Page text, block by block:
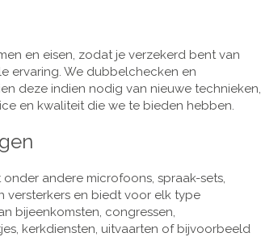
en eisen, zodat je verzekerd bent van
ervaring. We dubbelchecken en
deze indien nodig van nieuwe technieken,
en kwaliteit die we te bieden hebben.
andere microfoons, spraak-sets,
versterkers en biedt voor elk type
bijeenkomsten, congressen,
kerkdiensten, uitvaarten of bijvoorbeeld